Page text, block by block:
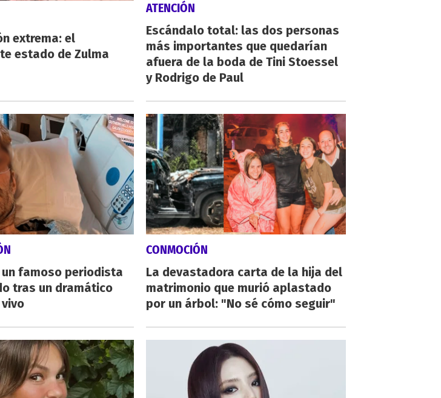
extrema: el
estado de Zulma
ATENCIÓN
Escándalo total: las dos personas
más importantes que quedarían
afuera de la boda de Tini Stoessel
y Rodrigo de Paul
un famoso periodista
tras un dramático
CONMOCIÓN
La devastadora carta de la hija del
matrimonio que murió aplastado
por un árbol: "No sé cómo seguir"